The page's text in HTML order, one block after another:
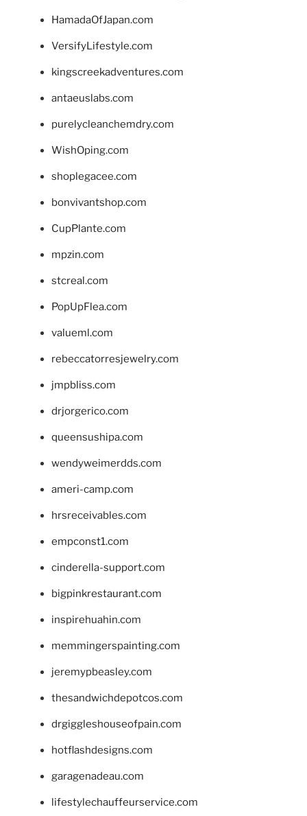
HamadaOfJapan.com
VersifyLifestyle.com
kingscreekadventures.com
antaeuslabs.com
purelycleanchemdry.com
WishOping.com
shoplegacee.com
bonvivantshop.com
CupPlante.com
mpzin.com
stcreal.com
PopUpFlea.com
valueml.com
rebeccatorresjewelry.com
jmpbliss.com
drjorgerico.com
queensushipa.com
wendyweimerdds.com
ameri-camp.com
hrsreceivables.com
empconst1.com
cinderella-support.com
bigpinkrestaurant.com
inspirehuahin.com
memmingerspainting.com
jeremypbeasley.com
thesandwichdepotcos.com
drgiggleshouseofpain.com
hotflashdesigns.com
garagenadeau.com
lifestylechauffeurservice.com